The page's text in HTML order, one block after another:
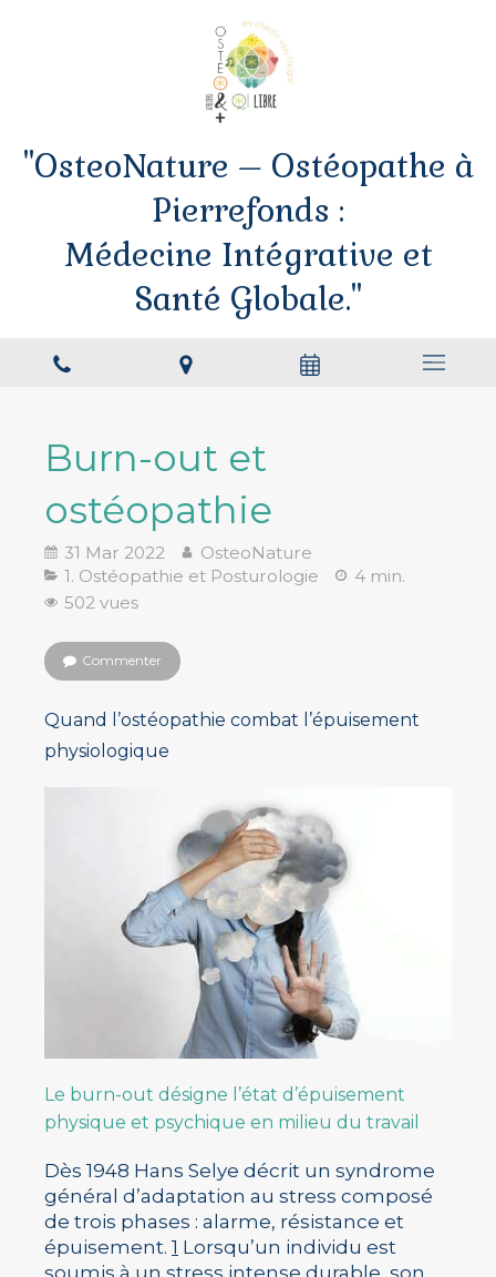
"OsteoNature – Ostéopathe à
Pierrefonds :
Médecine Intégrative et
Santé Globale."
Burn-out et
ostéopathie
31 Mar 2022
OsteoNature
1. Ostéopathie et Posturologie
4 min.
502 vues
Commenter
Quand l’ostéopathie combat l’épuisement
physiologique
Le burn-out désigne l’état d’épuisement
physique et psychique en milieu du travail
Dès 1948 Hans Selye décrit un syndrome
général d’adaptation au stress composé
de trois phases : alarme, résistance et
épuisement. 1 Lorsqu’un individu est